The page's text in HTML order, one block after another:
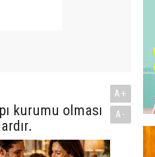
kurumu olması
A+
A-